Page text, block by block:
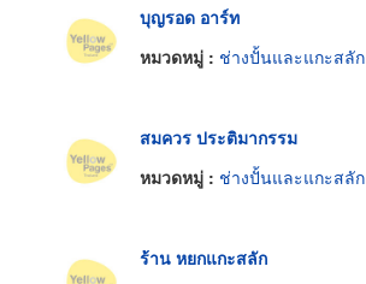
บุญรอด อาร์ท
หมวดหมู่ : ช่างปั้นและแกะสลัก
สมควร ประติมากรรม
หมวดหมู่ : ช่างปั้นและแกะสลัก
ร้าน หยกแกะสลัก